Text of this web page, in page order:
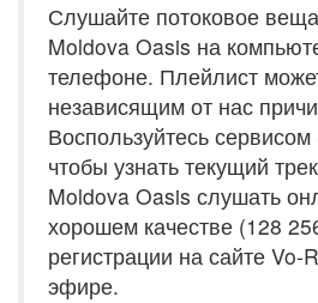
Слушайте потоковое
Moldova Oasis на
телефоне. Плейлист
независящим от нас
Воспользуйтесь
чтобы узнать текущий
Moldova Oasis слушать
хорошем качестве (128
регистрации на сайте
эфире.